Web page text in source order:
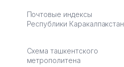
Почтовые индексы
Республики Каракалпакстан
Схема ташкентского
метрополитена